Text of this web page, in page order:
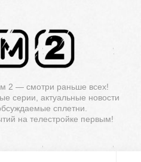
2 — смотри раньше всех!
серии, актуальные новости
сплетни.
на телестройке первым!